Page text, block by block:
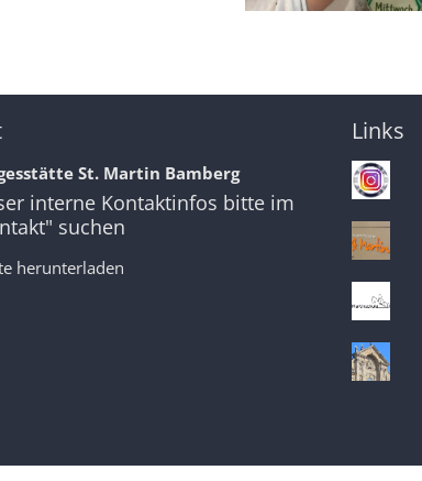
St. Martin Bamberg
interne Kontaktinfos bitte im
suchen
herunterladen
Links